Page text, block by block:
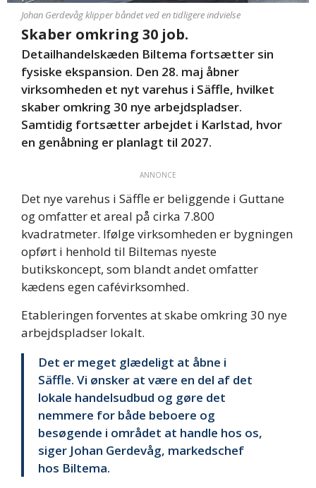
Johan Gerdevåg klipper båndet ved en tidligere indvielse
Skaber omkring 30 job.
Detailhandelskæden Biltema fortsætter sin
fysiske ekspansion. Den 28. maj åbner
virksomheden et nyt varehus i Säffle, hvilket
skaber omkring 30 nye arbejdspladser.
Samtidig fortsætter arbejdet i Karlstad, hvor
en genåbning er planlagt til 2027.
ANNONCE
Det nye varehus i Säffle er beliggende i Guttane
og omfatter et areal på cirka 7.800
kvadratmeter. Ifølge virksomheden er bygningen
opført i henhold til Biltemas nyeste
butikskoncept, som blandt andet omfatter
kædens egen cafévirksomhed.
Etableringen forventes at skabe omkring 30 nye
arbejdspladser lokalt.
Det er meget glædeligt at åbne i
Säffle. Vi ønsker at være en del af det
lokale handelsudbud og gøre det
nemmere for både beboere og
besøgende i området at handle hos os,
siger Johan Gerdevåg, markedschef
hos Biltema.